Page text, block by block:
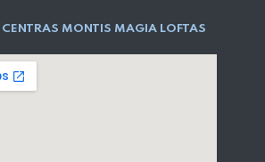
MONTIS MAGIA LOFTAS